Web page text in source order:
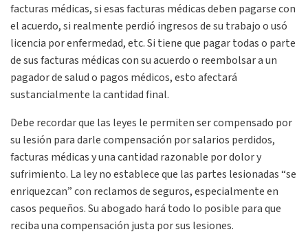
facturas médicas, si esas facturas médicas deben pagarse con
el acuerdo, si realmente perdió ingresos de su trabajo o usó
licencia por enfermedad, etc. Si tiene que pagar todas o parte
de sus facturas médicas con su acuerdo o reembolsar a un
pagador de salud o pagos médicos, esto afectará
sustancialmente la cantidad final.
Debe recordar que las leyes le permiten ser compensado por
su lesión para darle compensación por salarios perdidos,
facturas médicas y una cantidad razonable por dolor y
sufrimiento. La ley no establece que las partes lesionadas “se
enriquezcan” con reclamos de seguros, especialmente en
casos pequeños. Su abogado hará todo lo posible para que
reciba una compensación justa por sus lesiones.